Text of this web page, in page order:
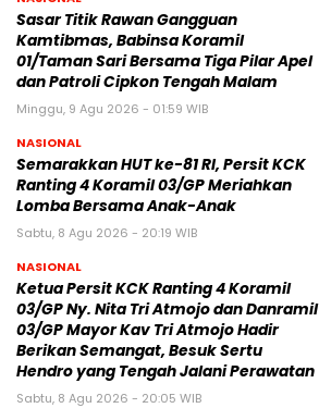
Sasar Titik Rawan Gangguan
Kamtibmas, Babinsa Koramil
01/Taman Sari Bersama Tiga Pilar Apel
dan Patroli Cipkon Tengah Malam
Minggu, 9 Agu 2026 - 01:59 WIB
NASIONAL
Semarakkan HUT ke-81 RI, Persit KCK
Ranting 4 Koramil 03/GP Meriahkan
Lomba Bersama Anak-Anak
Sabtu, 8 Agu 2026 - 20:19 WIB
NASIONAL
Ketua Persit KCK Ranting 4 Koramil
03/GP Ny. Nita Tri Atmojo dan Danramil
03/GP Mayor Kav Tri Atmojo Hadir
Berikan Semangat, Besuk Sertu
Hendro yang Tengah Jalani Perawatan
Sabtu, 8 Agu 2026 - 20:05 WIB